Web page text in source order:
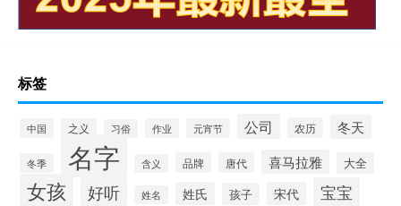
标签
中国 之义 习俗 作业 元宵节 公司 农历 冬天
冬季 名字 含义 品牌 唐代 喜马拉雅 大全
女孩 好听 姓名 姓氏 孩子 宋代 宝宝